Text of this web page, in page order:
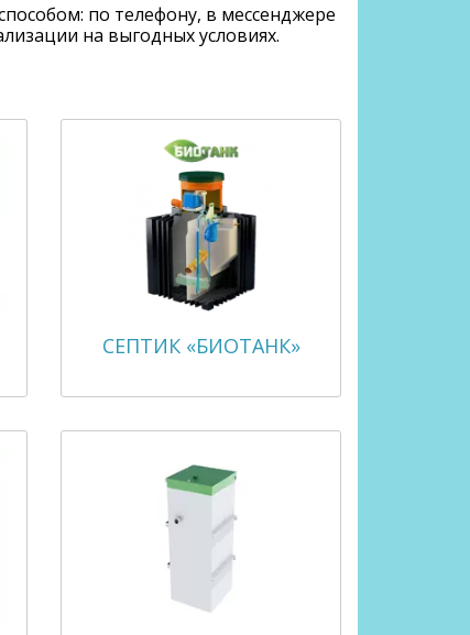
по телефону, в мессенджере
на выгодных условиях.
СЕПТИК «БИОТАНК»